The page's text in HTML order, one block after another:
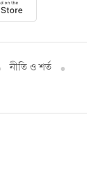
নীতি ও শর্ত